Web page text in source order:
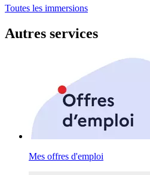
Toutes les immersions
Autres services
Mes offres d'emploi